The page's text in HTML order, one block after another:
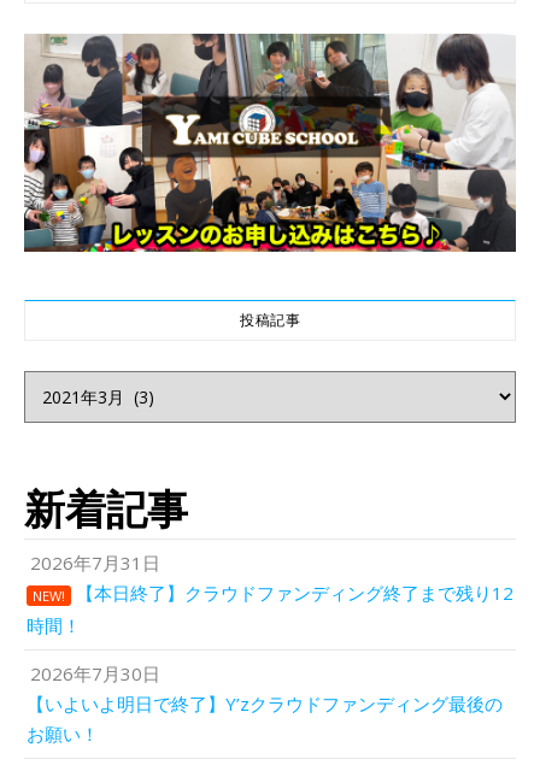
投稿記事
投稿記事
新着記事
2026年7月31日
NEW!
【本日終了】クラウドファンディング終了まで残り12
時間！
2026年7月30日
【いよいよ明日で終了】Y’zクラウドファンディング最後の
お願い！